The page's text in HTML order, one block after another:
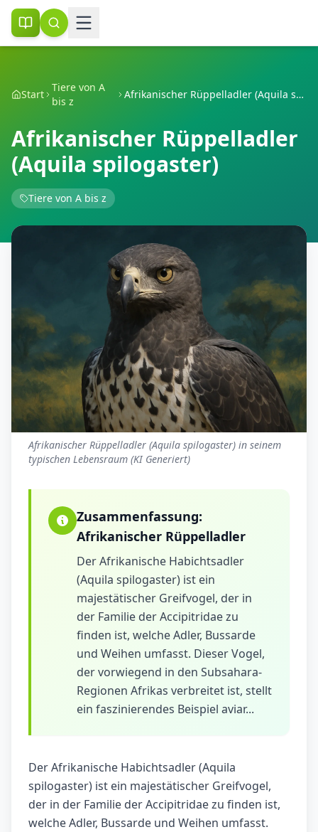
Start
Tiere von A
bis z
Afrikanischer Rüppelladler (Aquila spilogaster)
Afrikanischer Rüppelladler
(Aquila spilogaster)
Tiere von A bis z
Afrikanischer Rüppelladler (Aquila spilogaster) in seinem
typischen Lebensraum (KI Generiert)
Zusammenfassung:
Afrikanischer Rüppelladler
Der Afrikanische Habichtsadler
(Aquila spilogaster) ist ein
majestätischer Greifvogel, der in
der Familie der Accipitridae zu
finden ist, welche Adler, Bussarde
und Weihen umfasst. Dieser Vogel,
der vorwiegend in den Subsahara-
Regionen Afrikas verbreitet ist, stellt
ein faszinierendes Beispiel aviar...
Der Afrikanische Habichtsadler (Aquila
spilogaster) ist ein majestätischer Greifvogel,
der in der Familie der Accipitridae zu finden ist,
welche Adler, Bussarde und Weihen umfasst.